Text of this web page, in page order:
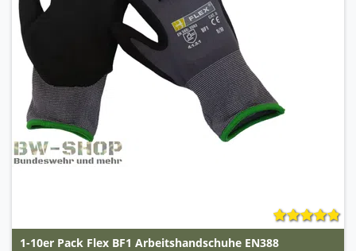
1-10er Pack Flex BF1 Arbeitshandschuhe EN388